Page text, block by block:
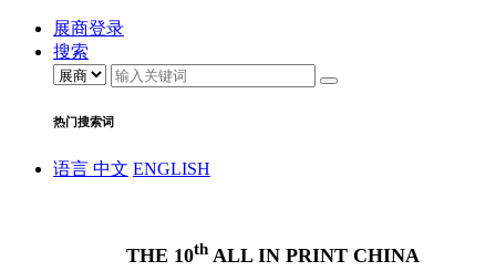
展商登录
搜索
热门搜索词
语言 中文 ENGLISH
THE 10th ALL IN PRINT CHINA